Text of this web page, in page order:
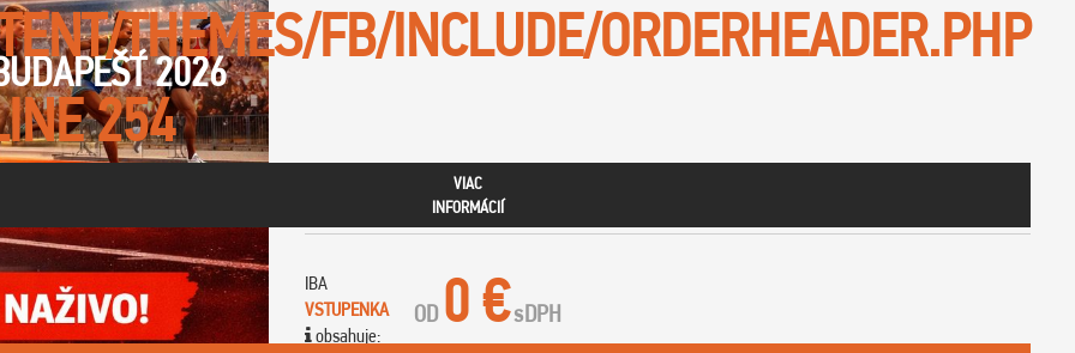
2026
THEMES/FB/INCLUDE/ORDERHEADER.PHP
254
VIAC
INFORMÁCIÍ
IBA
VSTUPENKA
obsahuje:
OD 0 € sDPH